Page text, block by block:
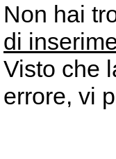
Non hai
di
Visto che
errore, vi